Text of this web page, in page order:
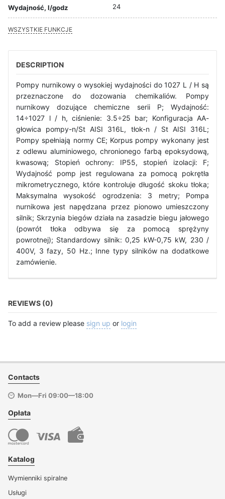
Wydajność, l/godz
24
WSZYSTKIE FUNKCJE
DESCRIPTION
Pompy nurnikowy o wysokiej wydajności do 1027 L / H są
przeznaczone do dozowania chemikaliów. Pompy
nurnikowy dozujące chemiczne serii P; Wydajność:
14÷1027 l / h, ciśnienie: 3.5÷25 bar; Konfiguracja AA-
głowica pompy-n/St AISI 316L, tłok-n / St AISI 316L;
Pompy spełniają normy CE; Korpus pompy wykonany jest
z odlewu aluminiowego, chronionego farbą epoksydową,
kwasową; Stopień ochrony: IP55, stopień izolacji: F;
Wydajność pomp jest regulowana za pomocą pokrętła
mikrometrycznego, które kontroluje długość skoku tłoka;
Maksymalna wysokość ogrodzenia: 3 metry; Pompa
nurnikowa jest napędzana przez pionowo umieszczony
silnik; Skrzynia biegów działa na zasadzie biegu jałowego
(powrót tłoka odbywa się za pomocą sprężyny
powrotnej); Standardowy silnik: 0,25 kW-0,75 kW, 230 /
400V, 3 fazy, 50 Hz.; Inne typy silników na dodatkowe
zamówienie.
REVIEWS (0)
To add a review please sign up or login
Contacts
Mon—Fri 09:00—18:00
Opłata
Katalog
Wymienniki spiralne
Usługi